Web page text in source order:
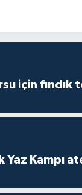
için fındık
Kampı